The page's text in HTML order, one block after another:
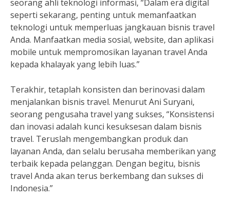
seorang ahli teknologi informasi, “Dalam era digital
seperti sekarang, penting untuk memanfaatkan
teknologi untuk memperluas jangkauan bisnis travel
Anda. Manfaatkan media sosial, website, dan aplikasi
mobile untuk mempromosikan layanan travel Anda
kepada khalayak yang lebih luas.”
Terakhir, tetaplah konsisten dan berinovasi dalam
menjalankan bisnis travel. Menurut Ani Suryani,
seorang pengusaha travel yang sukses, “Konsistensi
dan inovasi adalah kunci kesuksesan dalam bisnis
travel. Teruslah mengembangkan produk dan
layanan Anda, dan selalu berusaha memberikan yang
terbaik kepada pelanggan. Dengan begitu, bisnis
travel Anda akan terus berkembang dan sukses di
Indonesia.”